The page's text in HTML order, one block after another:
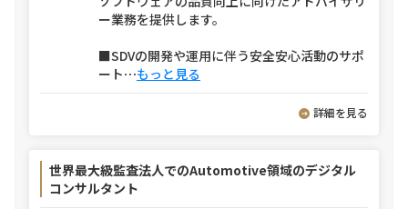
ー業務を提供します。
■SDVの開発や運用に伴う安全安心活動のサポ
ート⋯もっと見る
詳細を見る
世界最大級監査法人でのAutomotive領域のデジタル
コンサルタント